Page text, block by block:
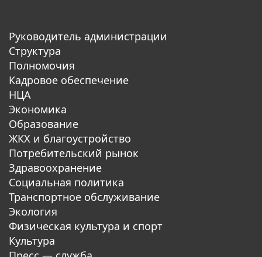
Руководитель администрации
Структура
Полномочия
Кадровое обеспечение
НЦА
Экономика
Образование
ЖКХ и благоустройство
Потребительский рынок
Здравоохранение
Социальная политика
Транспортное обслуживание
Экология
Физическая культура и спорт
Культура